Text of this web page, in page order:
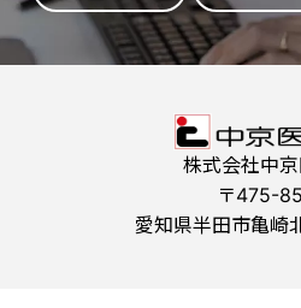
株式会社中
〒475-
愛知県半田市亀崎